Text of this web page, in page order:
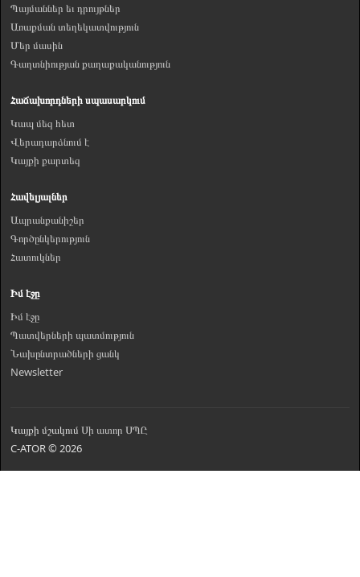
Պայմաններ եւ դրույթներ
Առաքման տեղեկատվություն
Մեր մասին
Գաղտնիության քաղաքականություն
Հաճախորդների սպասարկում
Կապ մեզ հետ
Վերադարձնում է
Կայքի քարտեզ
Հավելյալներ
Ապրանքանիշեր
Գործընկերություն
Հատուկներ
Իմ էջը
Իմ էջը
Պատվերների պատմություն
Նախընտրածների ցանկ
Newsletter
Կայքի մշակում Սի ատոր ՍՊԸ
C-ATOR © 2026